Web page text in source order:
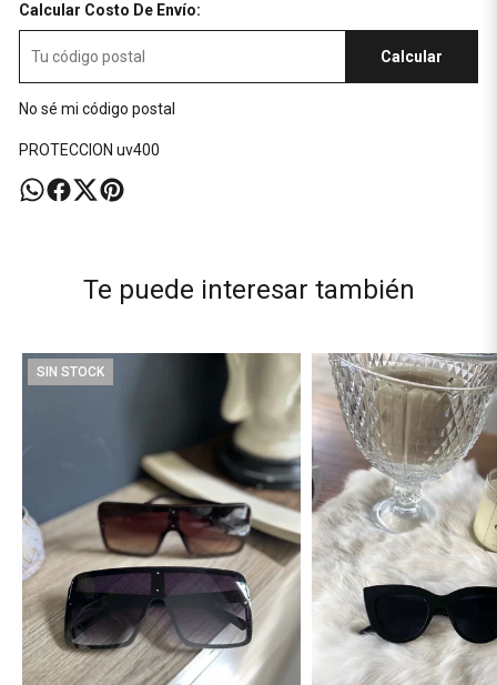
Calcular Costo De Envío:
Calcular
No sé mi código postal
PROTECCION uv400
Te puede interesar también
SIN STOCK